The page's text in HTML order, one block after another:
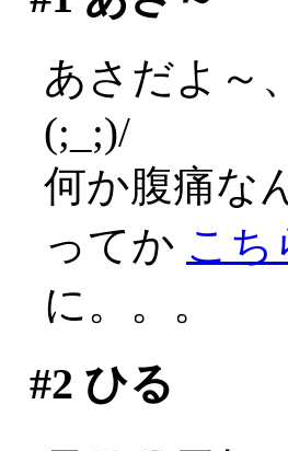
あさだよ～
(;_;)/
何か腹痛な
ってか こち
に。。。
#2 ひる